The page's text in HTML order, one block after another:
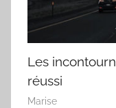
Les
réussi
Marise